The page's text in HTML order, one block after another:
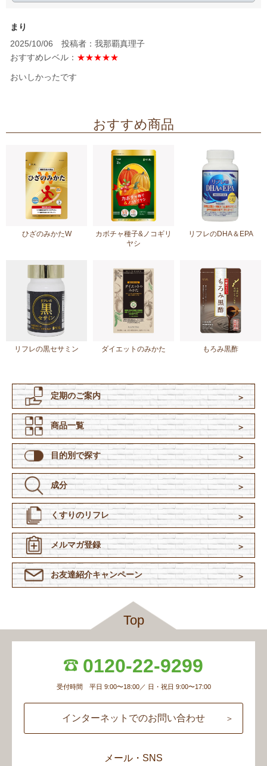
まり
2025/10/06 投稿者：我那覇真理子
おすすめレベル： ★★★★★
おいしかったです
おすすめ商品
ひざのみかたW
カボチャ種子&ノコギリ
ヤシ
リフレのDHA＆EPA
リフレの黒セサミン ダイエットのみかた もろみ黒酢
定期のご案内
商品一覧
目的別で探す
成分
くすりのリフレ
メルマガ登録
お友達紹介キャンペーン
Top
0120-22-9299
受付時間 平日 9:00〜18:00／ 日・祝日 9:00〜17:00
インターネットでのお問い合わせ
メール・SNS